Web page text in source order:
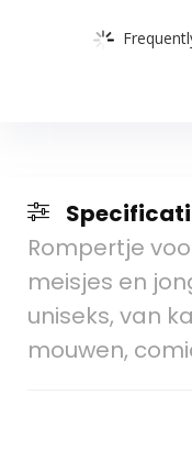
Rompertje
meisjes en
uniseks, van
mouwen,